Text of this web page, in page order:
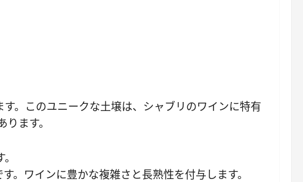
。このユニークな土壌は、シャブリのワインに特有
ます。
。ワインに豊かな複雑さと長熟性を付与します。